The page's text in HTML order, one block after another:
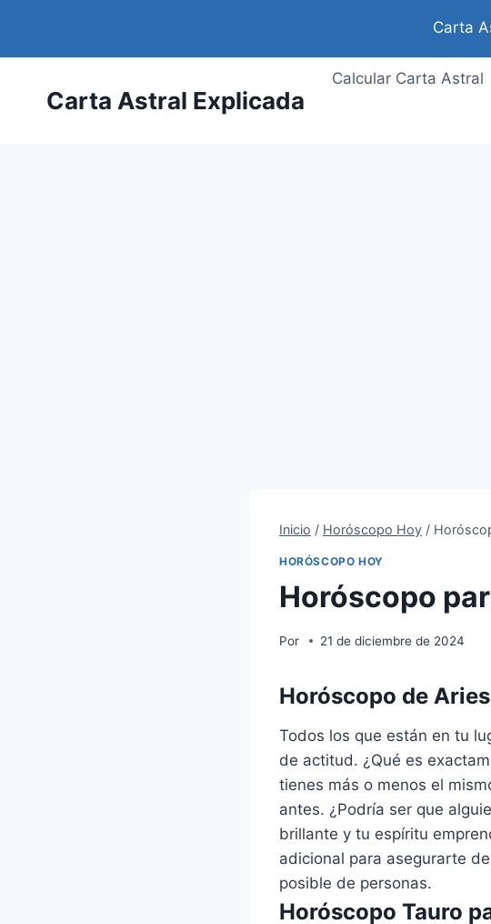
contenido
Carta
Carta Astral Explicada
Calcular Carta Astral
Inicio / Horóscopo Hoy /
HORÓSCOPO HOY
Horóscopo
Por 21 de diciembre de 2024
Horóscopo de
Todos los que están en tu
de actitud. ¿Qué es
tienes más o menos el
antes. ¿Podría ser que
brillante y tu espíritu
adicional para asegurarte
posible de personas.
Horóscopo Tauro